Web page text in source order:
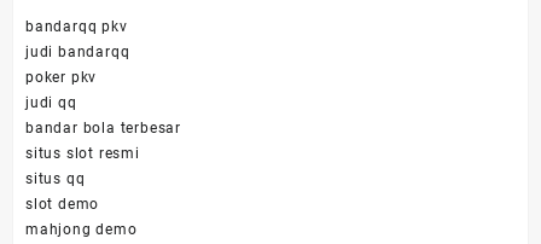
bandarqq pkv
judi bandarqq
poker pkv
judi qq
bandar bola terbesar
situs slot resmi
situs qq
slot demo
mahjong demo